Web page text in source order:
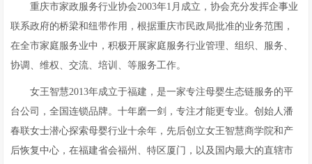
重庆市家政服务行业协会2003年1月成立，协会充分发挥企事业
联系政府的桥梁和纽带作用，根据重庆市民政局批准的业务范围，
在全市家庭服务业中，积极开展家庭服务行业管理、组织、服务、
协调、维权、交流、培训、等服务工作。
女王智慧2013年成立于福建，是一家专注母婴生态链服务的平
台公司，全国连锁品牌。十年磨一剑，专注才能更专业。创始人潘
春联女士潜心探索母婴行业十余年，先后创立女王智慧商学院和产
后恢复中心，在福建省会福州、特区厦门，以及国内最大的直辖市